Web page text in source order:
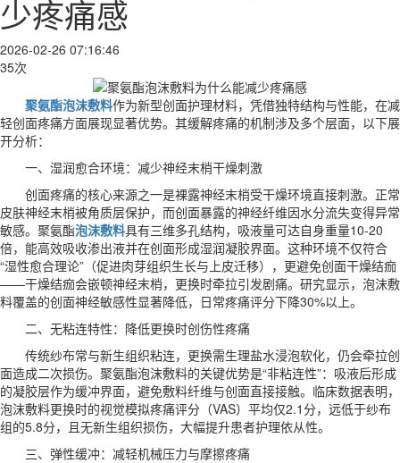
少疼痛感
2026-02-26 07:16:46
35次
聚氨酯泡沫敷料作为新型创面护理材料，凭借独特结构与性能，在减
轻创面疼痛方面展现显著优势。其缓解疼痛的机制涉及多个层面，以下展
开分析：
一、湿润愈合环境：减少神经末梢干燥刺激
创面疼痛的核心来源之一是裸露神经末梢受干燥环境直接刺激。正常
皮肤神经末梢被角质层保护，而创面暴露的神经纤维因水分流失变得异常
敏感。聚氨酯泡沫敷料具有三维多孔结构，吸液量可达自身重量10-20
倍，能高效吸收渗出液并在创面形成湿润凝胶界面。这种环境不仅符合
“湿性愈合理论”（促进肉芽组织生长与上皮迁移），更避免创面干燥结痂
——干燥结痂会嵌顿神经末梢，更换时牵拉引发剧痛。研究显示，泡沫敷
料覆盖的创面神经敏感性显著降低，日常疼痛评分下降30%以上。
二、无粘连特性：降低更换时创伤性疼痛
传统纱布常与新生组织粘连，更换需生理盐水浸泡软化，仍会牵拉创
面造成二次损伤。聚氨酯泡沫敷料的关键优势是“非粘连性”：吸液后形成
的凝胶层作为缓冲界面，避免敷料纤维与创面直接接触。临床数据表明，
泡沫敷料更换时的视觉模拟疼痛评分（VAS）平均仅2.1分，远低于纱布
组的5.8分，且无新生组织损伤，大幅提升患者护理依从性。
三、弹性缓冲：减轻机械压力与摩擦疼痛